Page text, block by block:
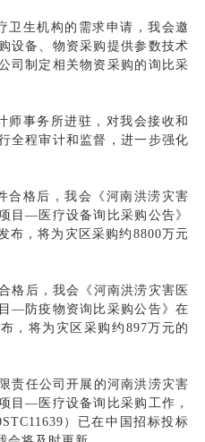
卫生机构的需求申请，我会邀
设备、物资采购提供参数技术
司制定相关物资采购的询比采
师事务所进驻，对我会接收和
全程审计和监督，进一步强化
合格后，我会《河南洪涝灾害
目—医疗设备询比采购公告》
布，将为灾区采购约8800万元
格后，我会《河南洪涝灾害医
—防疫物资询比采购公告》在
，将为灾区采购约897万元的
责任公司开展的河南洪涝灾害
目—医疗设备询比采购工作，
）已在中国招标投标